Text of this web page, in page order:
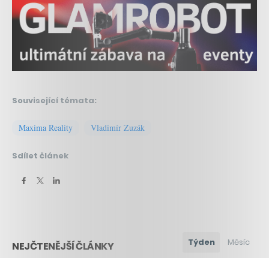
Související témata:
Maxima Reality Vladimír Zuzák
Sdílet článek
NEJČTENĚJŠÍ ČLÁNKY Týden Měsíc